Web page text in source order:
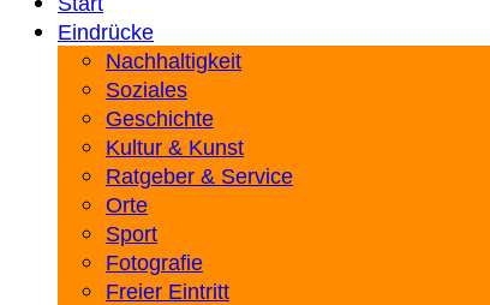
Eindrücke
Nachhaltigkeit
Soziales
Geschichte
Kultur & Kunst
Ratgeber & Service
Orte
Sport
Fotografie
Freier Eintritt